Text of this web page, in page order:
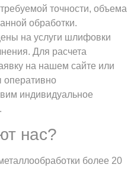
точности, объема
обработки.
на услуги шлифовки
Для расчета
на нашем сайте или
оперативно
индивидуальное
нас?
более 20